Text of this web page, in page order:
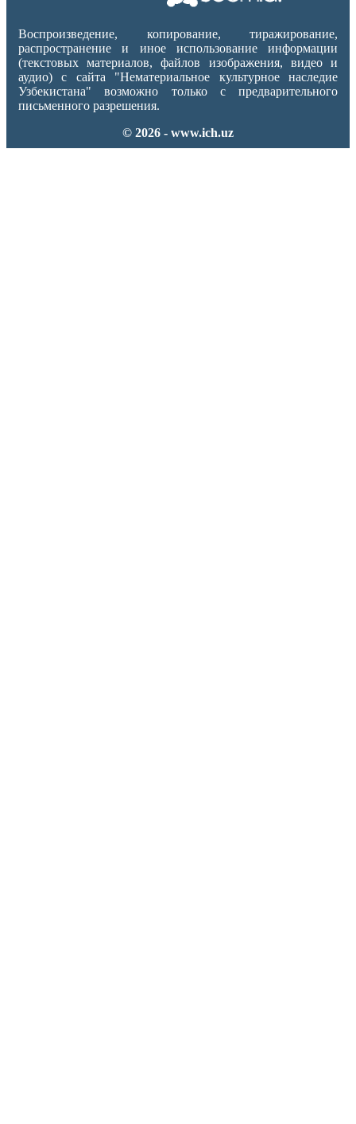
Воспроизведение, копирование, тиражирование,
распространение и иное использование информации
(текстовых материалов, файлов изображения, видео и
аудио) с сайта "Нематериальное культурное наследие
Узбекистана" возможно только с предварительного
письменного разрешения.
© 2026 - www.ich.uz